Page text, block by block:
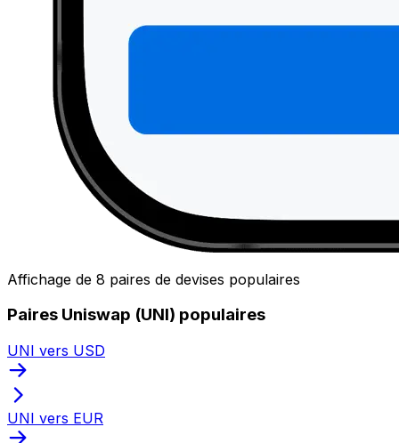
Affichage de 8 paires de devises populaires
Paires Uniswap (UNI) populaires
UNI vers USD
UNI vers EUR